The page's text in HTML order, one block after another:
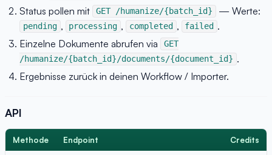
Status pollen mit
GET /humanize/{batch_id} — Werte:
pending , processing , completed , failed .
Einzelne Dokumente abrufen via
GET
/humanize/{batch_id}/documents/{document_id} .
Ergebnisse zurück in deinen Workflow / Importer.
API
Methode Endpoint Credits